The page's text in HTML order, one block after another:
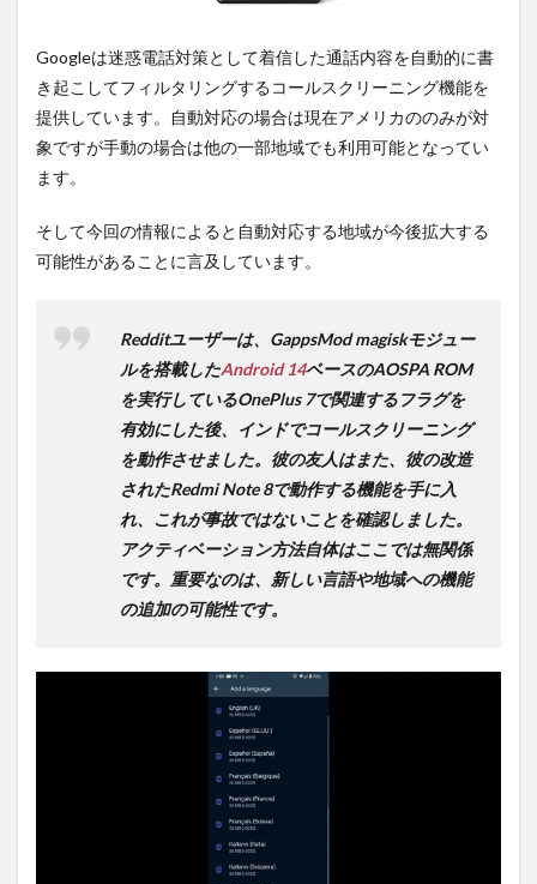
ンシ
ョッ
プが
おす
め！
Googleは迷惑電話対策として着信した通話内容を自動的に書
き起こしてフィルタリングするコールスクリーニング機能を
提供しています。自動対応の場合は現在アメリカののみが対
象ですが手動の場合は他の一部地域でも利用可能となってい
ます。
そして今回の情報によると自動対応する地域が今後拡大する
可能性があることに言及しています。
Redditユーザーは、GappsMod magiskモジュー
ルを搭載したAndroid 14ベースのAOSPA ROM
を実行しているOnePlus 7で関連するフラグを
有効にした後、インドでコールスクリーニング
を動作させました。彼の友人はまた、彼の改造
されたRedmi Note 8で動作する機能を手に入
れ、これが事故ではないことを確認しました。
アクティベーション方法自体はここでは無関係
です。重要なのは、新しい言語や地域への機能
の追加の可能性です。